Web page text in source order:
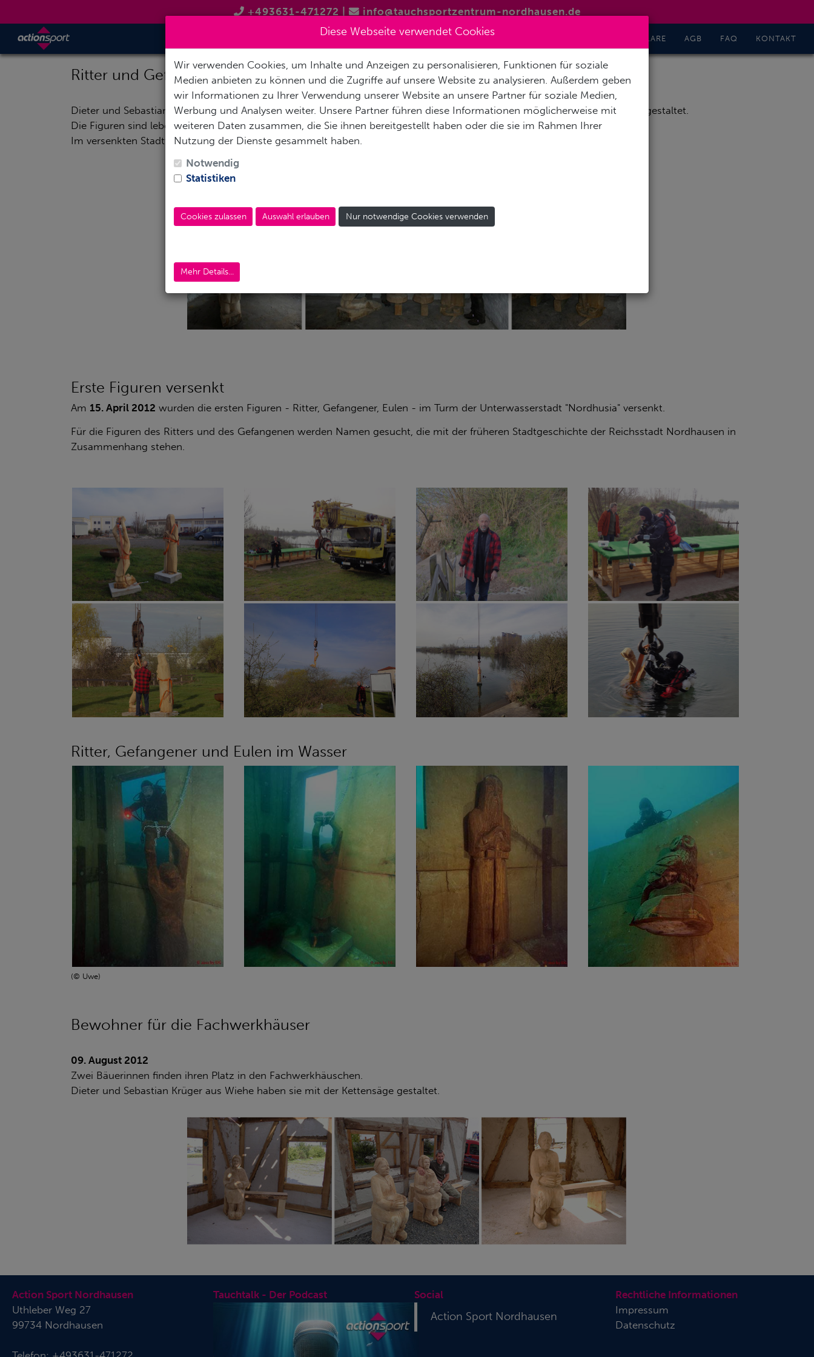
+493631-471272 info@tauchsportzentrum-nordhausen.de
FORMULARE AGB FAQ KONTAKT
Ritter und Gefangener werden im See versenkt
Dieter und Sebastian Krüger aus Wiehe haben die neuen Figuren für die Unterwasserstadt „Nordhusia“ mit der Kettensäge gestaltet.
Die Figuren sind lebensgroß und aus massiver Eiche gefertigt.
Im versenkten Stadtturm werden ein Ritter und ein Gefangener in Ketten untergebracht.
Erste Figuren versenkt
Am 15. April 2012 wurden die ersten Figuren - Ritter, Gefangener, Eulen - im Turm der Unterwasserstadt "Nordhusia" versenkt.
Für die Figuren des Ritters und des Gefangenen werden Namen gesucht, die mit der früheren Stadtgeschichte der Reichsstadt Nordhausen in
Zusammenhang stehen.
Ritter, Gefangener und Eulen im Wasser
(© Uwe)
Bewohner für die Fachwerkhäuser
09. August 2012
Zwei Bäuerinnen finden ihren Platz in den Fachwerkhäuschen.
Dieter und Sebastian Krüger aus Wiehe haben sie mit der Kettensäge gestaltet.
Action Sport Nordhausen
Uthleber Weg 27
99734 Nordhausen
Tauchtalk - Der Podcast Social
Action Sport Nordhausen
Rechtliche Informationen
Impressum
Datenschutz
Diese Webseite verwendet Cookies
Wir verwenden Cookies, um Inhalte und Anzeigen zu personalisieren, Funktionen für soziale
Medien anbieten zu können und die Zugriffe auf unsere Website zu analysieren. Außerdem geben
wir Informationen zu Ihrer Verwendung unserer Website an unsere Partner für soziale Medien,
Werbung und Analysen weiter. Unsere Partner führen diese Informationen möglicherweise mit
weiteren Daten zusammen, die Sie ihnen bereitgestellt haben oder die sie im Rahmen Ihrer
Nutzung der Dienste gesammelt haben.
Notwendig
Statistiken
Cookies zulassen Auswahl erlauben Nur notwendige Cookies verwenden
Mehr Details...